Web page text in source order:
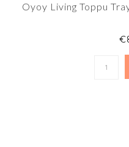
Oyoy Living Toppu